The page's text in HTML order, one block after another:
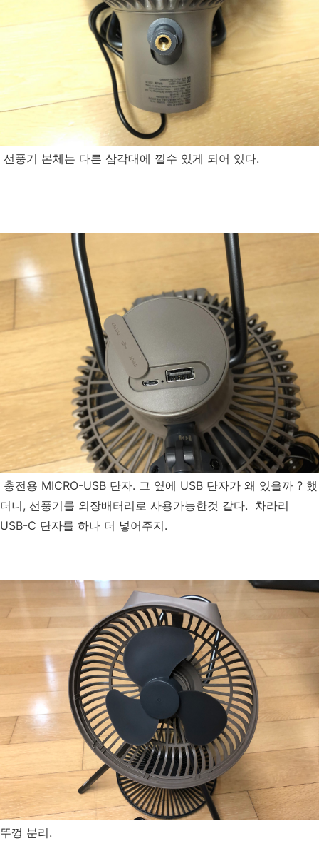
선풍기 본체는 다른 삼각대에 낄수 있게 되어 있다.
충전용 MICRO-USB 단자. 그 옆에 USB 단자가 왜 있을까 ? 했
더니, 선풍기를 외장배터리로 사용가능한것 같다. 차라리
USB-C 단자를 하나 더 넣어주지.
뚜껑 분리.